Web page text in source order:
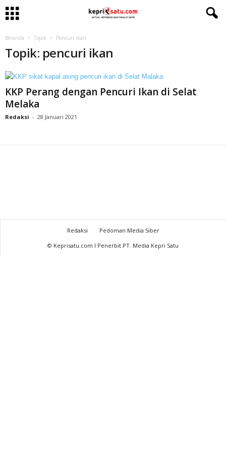
Beranda Topik Pencuri ikan
Topik: pencuri ikan
KKP Perang dengan Pencuri Ikan di Selat
Melaka
Redaksi - 28 Januari 2021
Redaksi
Pedoman Media Siber
© Keprisatu.com I Penerbit PT. Media Kepri Satu